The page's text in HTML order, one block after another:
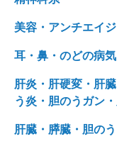
美容・アンチエイ
耳・鼻・のどの病気
肝炎・肝硬変・肝
う炎・胆のうガン
肝臓・膵臓・胆の